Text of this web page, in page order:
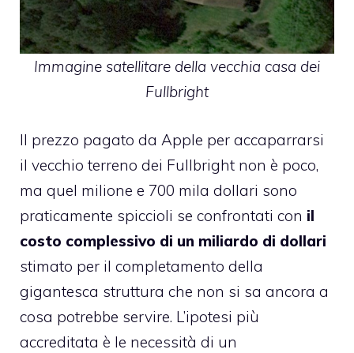
Immagine satellitare della vecchia casa dei
Fullbright
Il prezzo pagato da Apple per accaparrarsi
il vecchio terreno dei Fullbright non è poco,
ma quel milione e 700 mila dollari sono
praticamente spiccioli se confrontati con il
costo complessivo di un miliardo di dollari
stimato per il completamento della
gigantesca struttura che non si sa ancora a
cosa potrebbe servire. L’ipotesi più
accreditata è le necessità di un